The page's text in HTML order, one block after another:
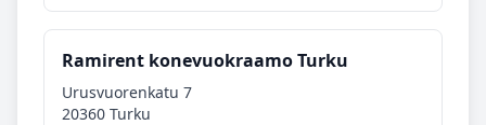
Ramirent konevuokraamo Turku
Urusvuorenkatu 7
20360 Turku